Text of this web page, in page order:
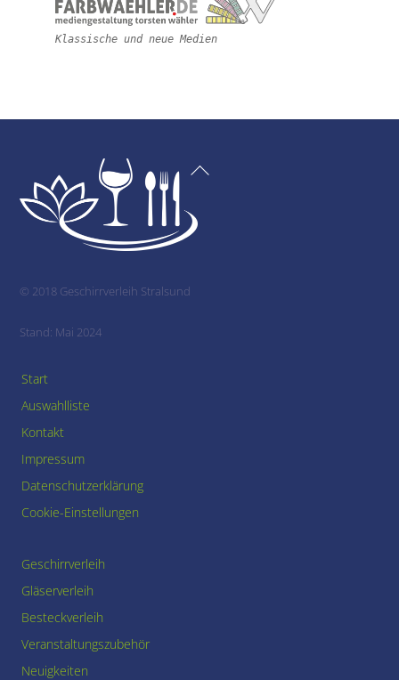
Klassische und neue Medien
Back
© 2018 Geschirrverleih Stralsund
Stand: Mai 2024
Start
Auswahlliste
Kontakt
Impressum
Datenschutzerklärung
Cookie-Einstellungen
Geschirrverleih
Gläserverleih
Besteckverleih
Veranstaltungszubehör
Neuigkeiten